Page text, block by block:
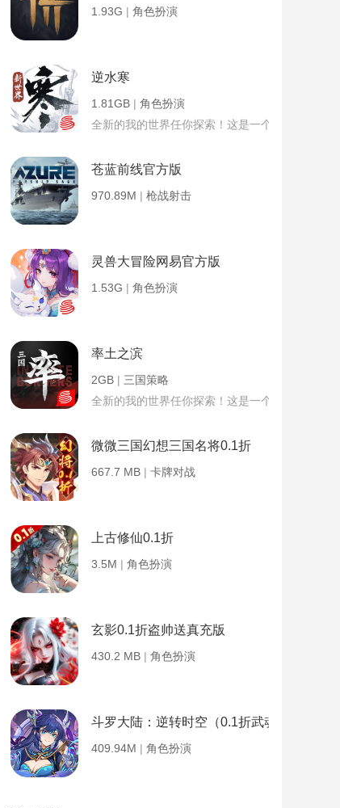
1.93G | 角色扮演
逆水寒
1.81GB | 角色扮演
全新的我的世界任你探索！这是一个小提示字段。
苍蓝前线官方版
970.89M | 枪战射击
灵兽大冒险网易官方版
1.53G | 角色扮演
率土之滨
2GB | 三国策略
全新的我的世界任你探索！这是一个小提示字段。
微微三国幻想三国名将0.1折
667.7 MB | 卡牌对战
上古修仙0.1折
3.5M | 角色扮演
玄影0.1折盗帅送真充版
430.2 MB | 角色扮演
斗罗大陆：逆转时空（0.1折武魂觉醒）
409.94M | 角色扮演